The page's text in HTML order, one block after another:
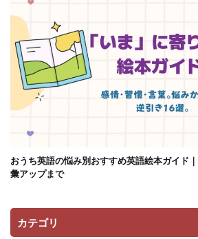
おうち英語の悩み別おすすめ英語絵本ガイド
彙アップまで
カテゴリ